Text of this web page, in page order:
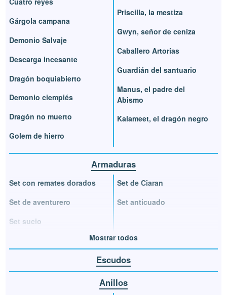
Gárgola campana
Demonio Salvaje
Descarga incesante
Dragón boquiabierto
Demonio ciempiés
Dragón no muerto
Golem de hierro
Priscilla, la mestiza
Gwyn, señor de ceniza
Caballero Artorias
Guardián del santuario
Manus, el padre del
Abismo
Kalameet, el dragón negro
Armaduras
Set con remates dorados
Set de aventurero
Set sucio
Set de Ciaran
Set anticuado
Mostrar todos
Escudos
Anillos